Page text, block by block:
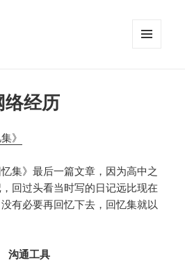
络经历
》
集》最后一篇文章，因为高中之
回过头看当时写的日记远比现在
有必要再回忆下去，回忆集就以
沟通工具